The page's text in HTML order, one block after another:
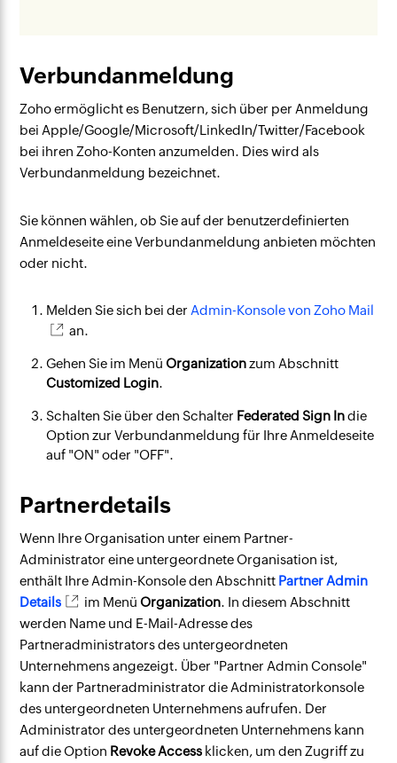
Verbundanmeldung
Zoho ermöglicht es Benutzern, sich über per Anmeldung
bei Apple/Google/Microsoft/LinkedIn/Twitter/Facebook
bei ihren Zoho-Konten anzumelden. Dies wird als
Verbundanmeldung bezeichnet.
Sie können wählen, ob Sie auf der benutzerdefinierten
Anmeldeseite eine Verbundanmeldung anbieten möchten
oder nicht.
Melden Sie sich bei der Admin-Konsole von Zoho Mail
an.
Gehen Sie im MenüOrganizationzum Abschnitt
Customized Login.
Schalten Sie über den Schalter Federated Sign Indie
Option zur Verbundanmeldung für Ihre Anmeldeseite
auf "ON" oder "OFF".
Partnerdetails
Wenn Ihre Organisation unter einem Partner-
Administrator eine untergeordnete Organisation ist,
enthält Ihre Admin-Konsole den Abschnitt Partner Admin
Details
im MenüOrganization. In diesem Abschnitt
werden Name und E-Mail-Adresse des
Partneradministrators des untergeordneten
Unternehmens angezeigt. Über "Partner Admin Console"
kann der Partneradministrator die Administratorkonsole
des untergeordneten Unternehmens aufrufen. Der
Administrator des untergeordneten Unternehmens kann
auf die Option Revoke Access klicken, um den Zugriff zu